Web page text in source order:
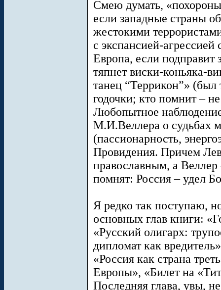
Смею думать,
если западные страны
жестокими
с экспансией-
Европа, если подправит
тяпнет виски-коньяка-
танец “Террикон”» (был
годочки; кто помнит – не
Любопытное
М.И.Веллера о судьбах
(пассионарность,
Провидения. Причем
православным, а
помнят: Россия – удел
Я редко так поступаю,
основных глав книги:
«Русский олигарх:
дипломат как
«Россия как страна
Европы», «Билет на
Последняя глава, увы,